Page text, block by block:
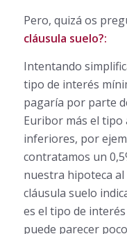
Pero, quizá os
cláusula suelo?:
Intentando
tipo de interés
pagaría por parte
Euribor más el
inferiores, por
contratamos un
nuestra hipoteca al
cláusula suelo
es el tipo de
puede parecer